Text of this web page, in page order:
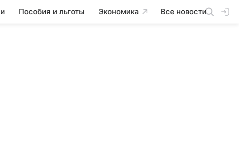
Пособия и льготы Экономика Все новости